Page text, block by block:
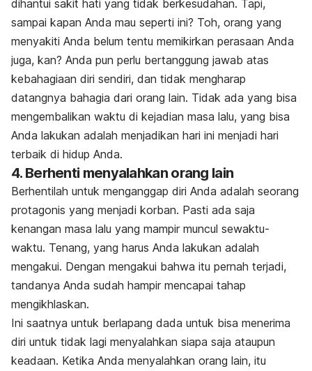
dihantui sakit hati yang tidak berkesudahan. Tapi,
sampai kapan Anda mau seperti ini? Toh, orang yang
menyakiti Anda belum tentu memikirkan perasaan Anda
juga, kan? Anda pun perlu bertanggung jawab atas
kebahagiaan diri sendiri, dan tidak mengharap
datangnya bahagia dari orang lain. Tidak ada yang bisa
mengembalikan waktu di kejadian masa lalu, yang bisa
Anda lakukan adalah menjadikan hari ini menjadi hari
terbaik di hidup Anda.
4. Berhenti menyalahkan orang lain
Berhentilah untuk menganggap diri Anda adalah seorang
protagonis yang menjadi korban. Pasti ada saja
kenangan masa lalu yang mampir muncul sewaktu-
waktu. Tenang, yang harus Anda lakukan adalah
mengakui. Dengan mengakui bahwa itu pernah terjadi,
tandanya Anda sudah hampir mencapai tahap
mengikhlaskan.
Ini saatnya untuk berlapang dada untuk bisa menerima
diri untuk tidak lagi menyalahkan siapa saja ataupun
keadaan. Ketika Anda menyalahkan orang lain, itu